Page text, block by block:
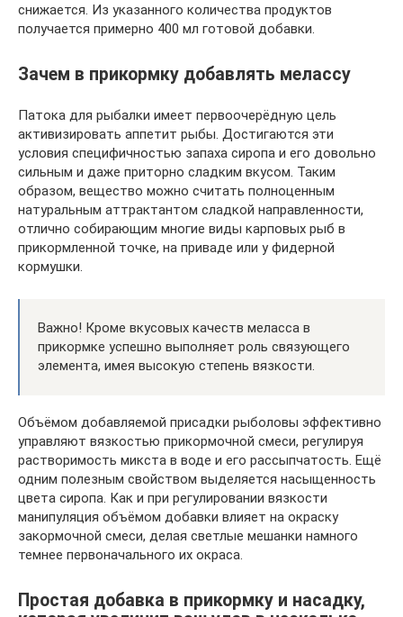
снижается. Из указанного количества продуктов
получается примерно 400 мл готовой добавки.
Зачем в прикормку добавлять мелассу
Патока для рыбалки имеет первоочерёдную цель
активизировать аппетит рыбы. Достигаются эти
условия специфичностью запаха сиропа и его довольно
сильным и даже приторно сладким вкусом. Таким
образом, вещество можно считать полноценным
натуральным аттрактантом сладкой направленности,
отлично собирающим многие виды карповых рыб в
прикормленной точке, на приваде или у фидерной
кормушки.
Важно! Кроме вкусовых качеств меласса в
прикормке успешно выполняет роль связующего
элемента, имея высокую степень вязкости.
Объёмом добавляемой присадки рыболовы эффективно
управляют вязкостью прикормочной смеси, регулируя
растворимость микста в воде и его рассыпчатость. Ещё
одним полезным свойством выделяется насыщенность
цвета сиропа. Как и при регулировании вязкости
манипуляция объёмом добавки влияет на окраску
закормочной смеси, делая светлые мешанки намного
темнее первоначального их окраса.
Простая добавка в прикормку и насадку,